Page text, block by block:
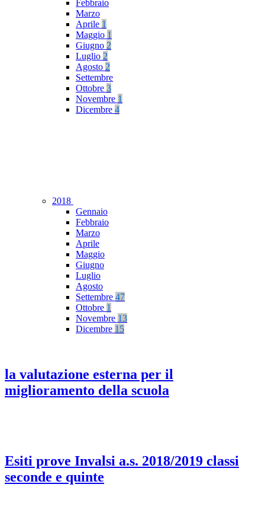
Febbraio
Marzo
Aprile 1
Maggio 1
Giugno 2
Luglio 2
Agosto 2
Settembre
Ottobre 3
Novembre 1
Dicembre 4
2018
Gennaio
Febbraio
Marzo
Aprile
Maggio
Giugno
Luglio
Agosto
Settembre 47
Ottobre 1
Novembre 13
Dicembre 15
la valutazione esterna per il
miglioramento della scuola
Esiti prove Invalsi a.s. 2018/2019 classi
seconde e quinte